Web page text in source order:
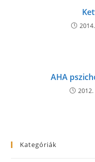
AHA
Kategóriák